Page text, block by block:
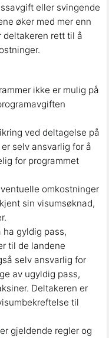
eller svingende
øker med mer enn
deltakeren rett til å
ikke er mulig på
ved deltagelse på
selv ansvarlig for å
for programmet
omkostninger
sin visumsøknad,
ha gyldig pass,
til de landene
selv ansvarlig for
av ugyldig pass,
Deltakeren er
til
gjeldende regler og